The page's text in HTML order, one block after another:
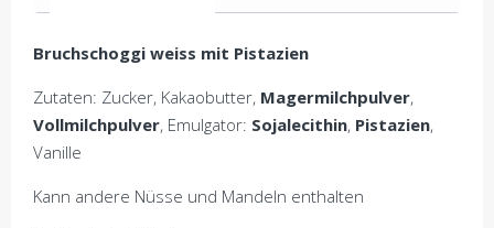
Bruchschoggi weiss mit Pistazien
Zutaten: Zucker, Kakaobutter, Magermilchpulver,
Vollmilchpulver, Emulgator: Sojalecithin, Pistazien,
Vanille
Kann andere Nüsse und Mandeln enthalten